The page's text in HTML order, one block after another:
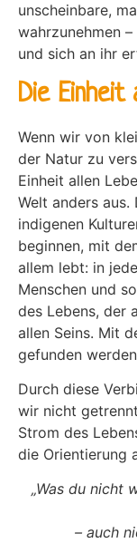
unscheinbare,
wahrzunehmen
und sich an ihr
Die Einheit
Wenn wir von
der Natur zu
Einheit allen
Welt anders
indigenen
beginnen, mit
allem lebt: in
Menschen und
des Lebens, der
allen Seins. Mit
gefunden
Durch diese
wir nicht
Strom des
die Orientierung
„Was du nicht
– auch